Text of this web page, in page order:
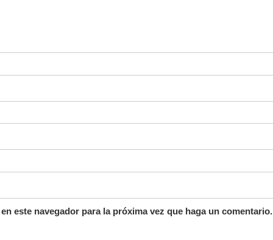
este navegador para la próxima vez que haga un comentario.